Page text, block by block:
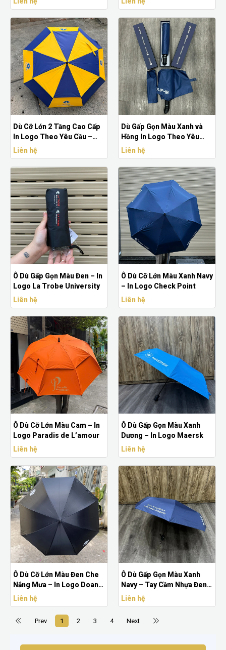
Dù Cỡ Lớn 2 Tầng Cao Cấp
In Logo Theo Yêu Cầu –
Quà Tặng Sang Trọng, Bền
Đẹp
Liên hệ
Dù Gấp Gọn Màu Xanh và
Hồng In Logo Theo Yêu
Cầu – Thời Trang & Quảng
Bá Hiệu Quả
Liên hệ
Ô Dù Gấp Gọn Màu Đen – In
Logo La Trobe University
Liên hệ
Ô Dù Cỡ Lớn Màu Xanh Navy
– In Logo Check Point
Liên hệ
Ô Dù Cỡ Lớn Màu Cam – In
Logo Paradis de L’amour
Liên hệ
Ô Dù Gấp Gọn Màu Xanh
Dương – In Logo Maersk
Liên hệ
Ô Dù Cỡ Lớn Màu Đen Che
Nắng Mưa – In Logo Doanh
Nghiệp
Liên hệ
Ô Dù Gấp Gọn Màu Xanh
Navy – Tay Cầm Nhựa Đen
In Logo Doanh Nghiệp
Liên hệ
Prev 1 2 3 4 Next